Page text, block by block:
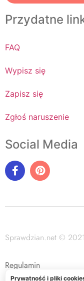
Przydatne
FAQ
Wypisz się
Zapisz się
Zgłoś naruszenie
Social Media
Sprawdzian.net ©
Regulamin
Prywatność i pliki